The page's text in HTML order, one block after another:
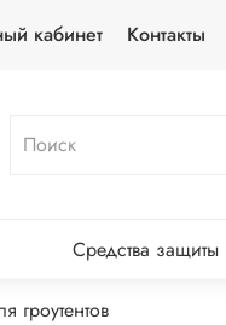
кабинет Контакты
Средства защиты
гроутентов